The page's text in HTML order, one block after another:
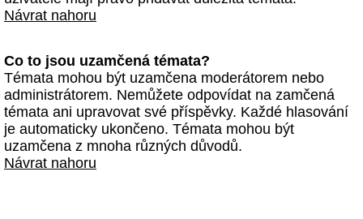
Návrat nahoru
Co to jsou uzamčená témata?
Témata mohou být uzamčena moderátorem nebo
administrátorem. Nemůžete odpovídat na zamčená
témata ani upravovat své příspěvky. Každé hlasování
je automaticky ukončeno. Témata mohou být
uzamčena z mnoha různých důvodů.
Návrat nahoru